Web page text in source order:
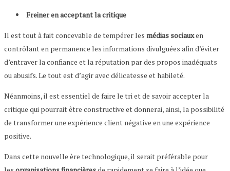
Freiner en acceptant la critique
Il est tout à fait concevable de tempérer les médias sociauxen
contrôlant en permanence les informations divulguées afin d’éviter
d’entraver la confiance et la réputation par des propos inadéquats
ou abusifs. Le tout est d’agir avec délicatesse et habileté.
Néanmoins, il est essentiel de faire le tri et de savoir accepter la
critique qui pourrait être constructive et donnerai, ainsi, la possibilité
de transformer une expérience client négative en une expérience
positive.
Dans cette nouvelle ère technologique, il serait préférable pour